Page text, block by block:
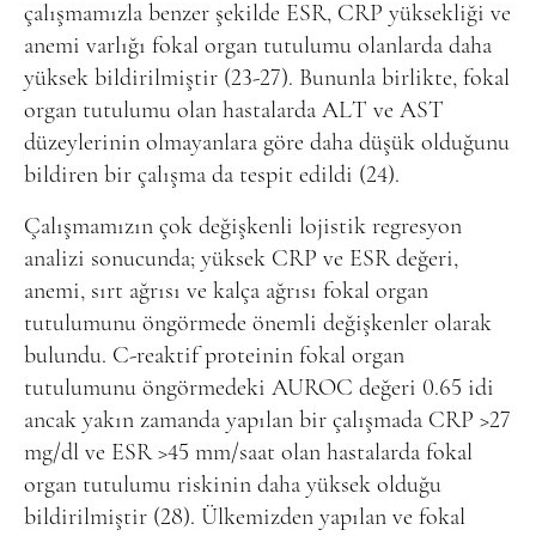
çalışmamızla benzer şekilde ESR, CRP yüksekliği ve
anemi varlığı fokal organ tutulumu olanlarda daha
yüksek bildirilmiştir (23-27). Bununla birlikte, fokal
organ tutulumu olan hastalarda ALT ve AST
düzeylerinin olmayanlara göre daha düşük olduğunu
bildiren bir çalışma da tespit edildi (24).
Çalışmamızın çok değişkenli lojistik regresyon
analizi sonucunda; yüksek CRP ve ESR değeri,
anemi, sırt ağrısı ve kalça ağrısı fokal organ
tutulumunu öngörmede önemli değişkenler olarak
bulundu. C-reaktif proteinin fokal organ
tutulumunu öngörmedeki AUROC değeri 0.65 idi
ancak yakın zamanda yapılan bir çalışmada CRP >27
mg/dl ve ESR >45 mm/saat olan hastalarda fokal
organ tutulumu riskinin daha yüksek olduğu
bildirilmiştir (28). Ülkemizden yapılan ve fokal